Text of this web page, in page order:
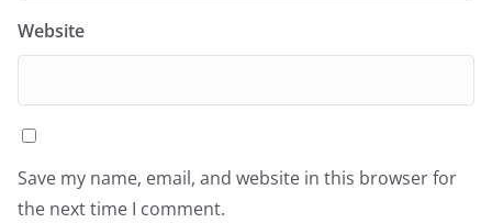
Website
Save my name, email, and website in this browser for
the next time I comment.